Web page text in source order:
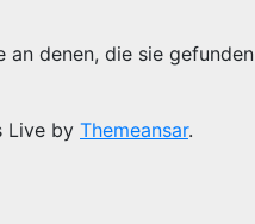
an denen, die sie gefunden
Live by Themeansar.